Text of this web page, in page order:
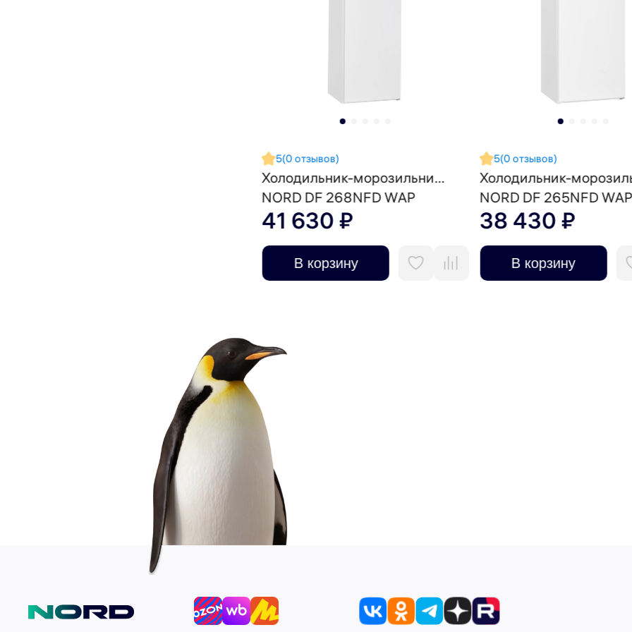
5(0 отзывов)
Холодильник-морозильник 2 в 1
NORD DF 268NFD WAP
41 630 ₽
В корзину
5(0 отзывов)
NORD DF 265NFD WAP
38 430 ₽
В корзину